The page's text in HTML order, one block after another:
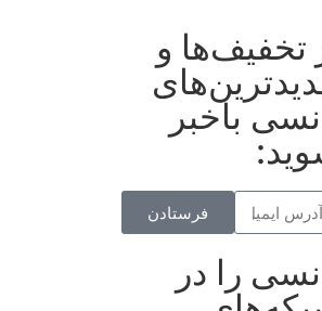
تخفیف‌ها و
باخبر
فرستادن
را در